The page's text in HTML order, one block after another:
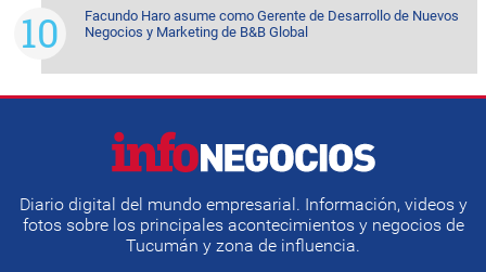
Facundo Haro asume como Gerente de Desarrollo de Nuevos
Negocios y Marketing de B&B Global
Diario digital del mundo empresarial. Información, videos y
fotos sobre los principales acontecimientos y negocios de
Tucumán y zona de influencia.